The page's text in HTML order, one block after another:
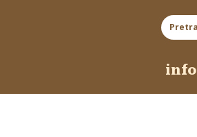
Pretraži:
info